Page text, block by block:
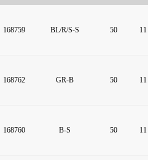
168759 BL/R/S-S 50 11
168762 GR-B 50 11
168760 B-S 50 11